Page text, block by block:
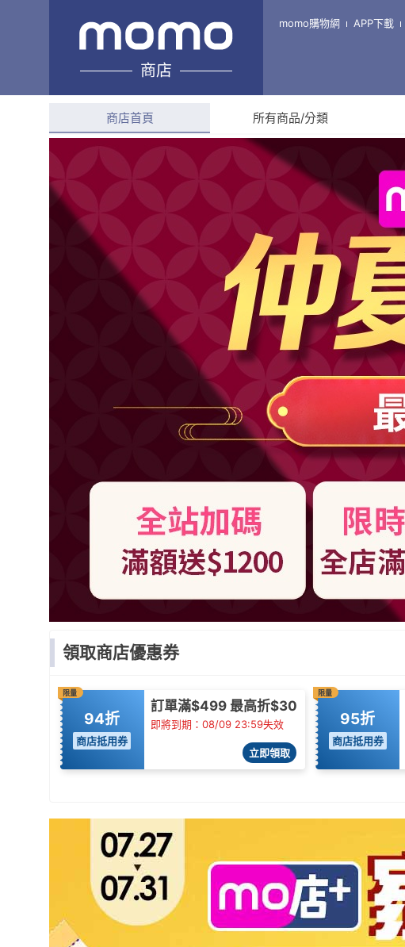
商店
momo購物網 APP下載
URBAN NEST
綜合評分
商店首頁 所有商品/分類
領取商店優惠券
限量
94折
商店抵用券
訂單滿$499 最高折$30
即將到期：08/09 23:59失效
立即領取
限量
95折
商店抵用券